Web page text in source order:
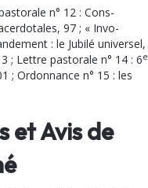
n° 12 : Cons­
97 ; « Invo­
: le Jubilé universel,
; Lettre pastorale n° 14 : 6e
; Ordonnance n° 15 : les
et Avis de